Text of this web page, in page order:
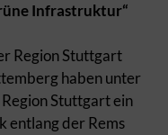
Infrastruktur“
Region Stuttgart
haben unter
Stuttgart ein
entlang der Rems